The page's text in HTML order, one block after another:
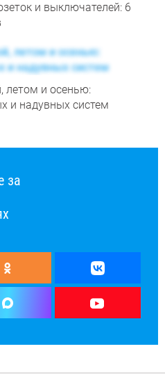
и выключателей: 6
летом и осенью:
и надувных систем
за